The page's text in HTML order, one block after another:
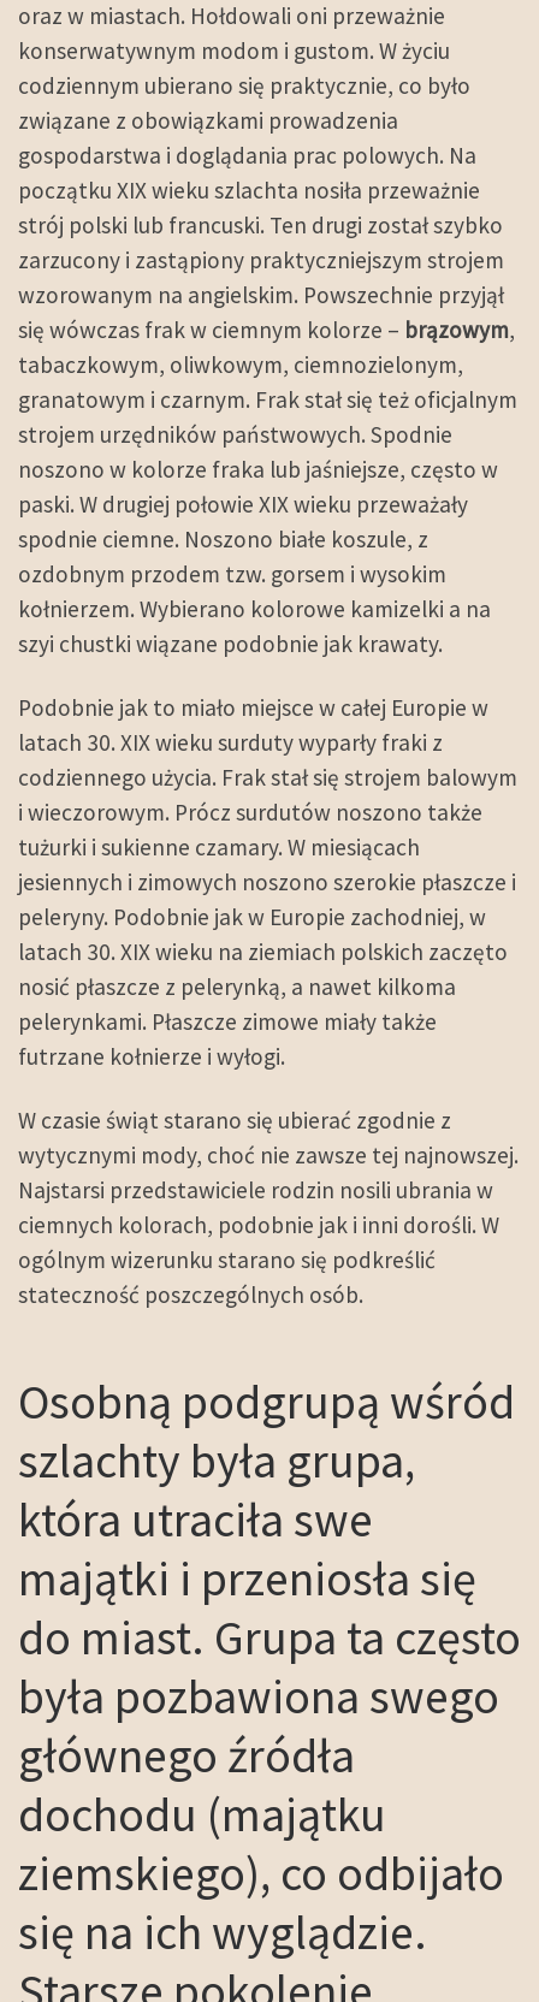
oraz w miastach. Hołdowali oni przeważnie
konserwatywnym modom i gustom. W życiu
codziennym ubierano się praktycznie, co było
związane z obowiązkami prowadzenia
gospodarstwa i doglądania prac polowych. Na
początku XIX wieku szlachta nosiła przeważnie
strój polski lub francuski. Ten drugi został szybko
zarzucony i zastąpiony praktyczniejszym strojem
wzorowanym na angielskim. Powszechnie przyjął
się wówczas frak w ciemnym kolorze – brązowym,
tabaczkowym, oliwkowym, ciemnozielonym,
granatowym i czarnym. Frak stał się też oficjalnym
strojem urzędników państwowych. Spodnie
noszono w kolorze fraka lub jaśniejsze, często w
paski. W drugiej połowie XIX wieku przeważały
spodnie ciemne. Noszono białe koszule, z
ozdobnym przodem tzw. gorsem i wysokim
kołnierzem. Wybierano kolorowe kamizelki a na
szyi chustki wiązane podobnie jak krawaty.
Podobnie jak to miało miejsce w całej Europie w
latach 30. XIX wieku surduty wyparły fraki z
codziennego użycia. Frak stał się strojem balowym
i wieczorowym. Prócz surdutów noszono także
tużurki i sukienne czamary. W miesiącach
jesiennych i zimowych noszono szerokie płaszcze i
peleryny. Podobnie jak w Europie zachodniej, w
latach 30. XIX wieku na ziemiach polskich zaczęto
nosić płaszcze z pelerynką, a nawet kilkoma
pelerynkami. Płaszcze zimowe miały także
futrzane kołnierze i wyłogi.
W czasie świąt starano się ubierać zgodnie z
wytycznymi mody, choć nie zawsze tej najnowszej.
Najstarsi przedstawiciele rodzin nosili ubrania w
ciemnych kolorach, podobnie jak i inni dorośli. W
ogólnym wizerunku starano się podkreślić
stateczność poszczególnych osób.
Osobną podgrupą wśród
szlachty była grupa,
która utraciła swe
majątki i przeniosła się
do miast. Grupa ta często
była pozbawiona swego
głównego źródła
dochodu (majątku
ziemskiego), co odbijało
się na ich wyglądzie.